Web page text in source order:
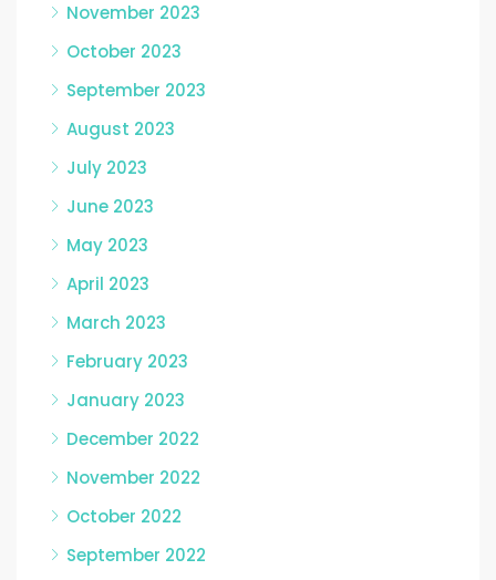
November 2023
October 2023
September 2023
August 2023
July 2023
June 2023
May 2023
April 2023
March 2023
February 2023
January 2023
December 2022
November 2022
October 2022
September 2022